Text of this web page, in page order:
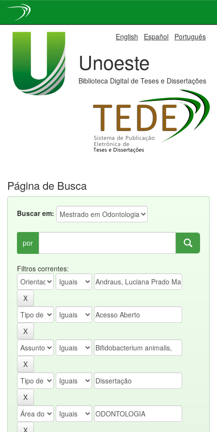
English Español Português
Unoeste
Biblioteca Digital de Teses e Dissertações
Página de Busca
Buscar em:
por
Filtros correntes: